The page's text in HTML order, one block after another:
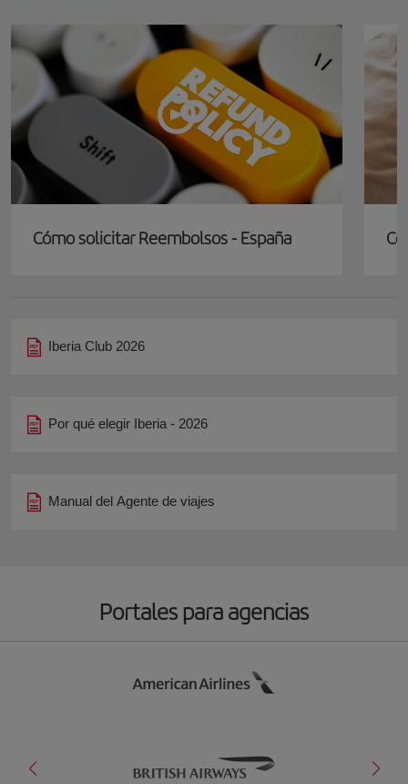
Cómo solicitar Reembolsos - España
Iberia Club 2026
Por qué elegir Iberia - 2026
Manual del Agente de viajes
Portales para agencias